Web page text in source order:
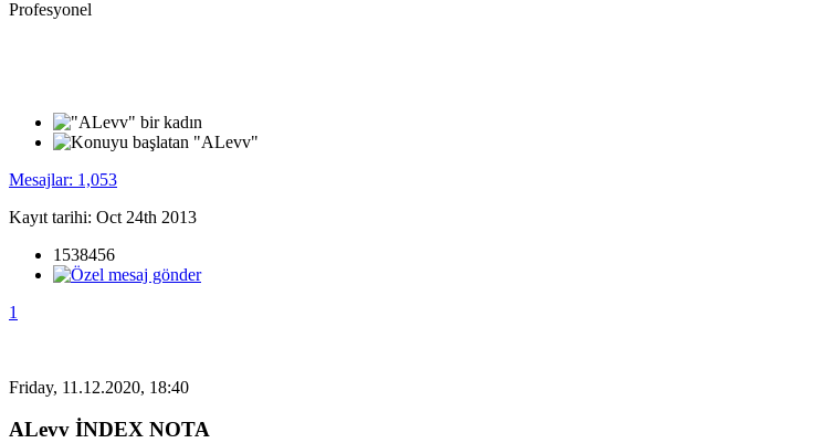
Profesyonel
Mesajlar: 1,053
Kayıt tarihi: Oct 24th 2013
1538456
1
Friday, 11.12.2020, 18:40
ALevv İNDEX NOTA